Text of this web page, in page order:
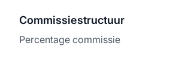
Commissiestructuur
Percentage commissie